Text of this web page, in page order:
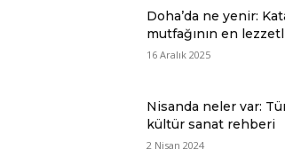
Doha’da ne yenir:
mutfağının en lezzetli
16 Aralık 2025
Nisanda neler var:
kültür sanat rehberi
2 Nisan 2024